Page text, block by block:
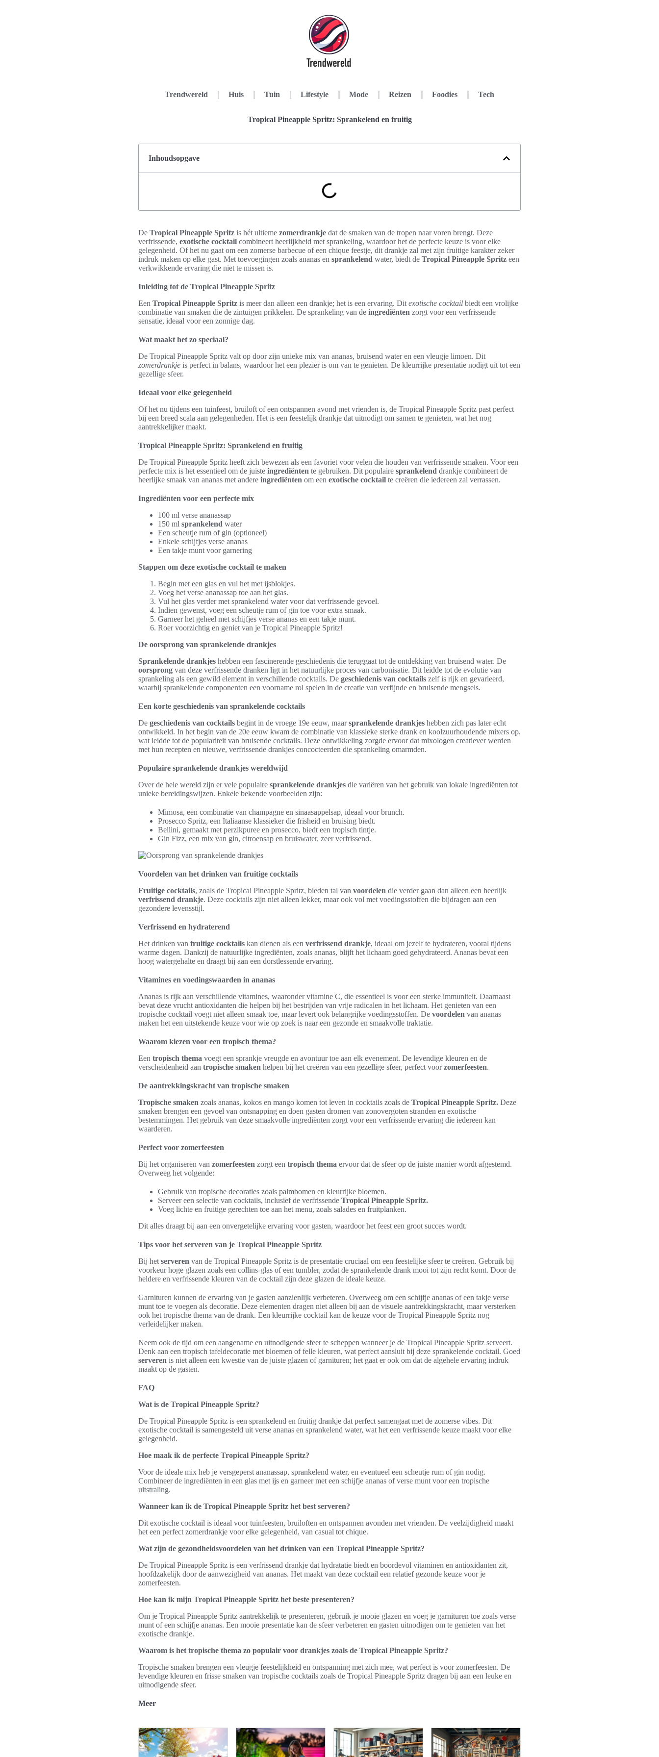
Trendwereld Huis Tuin Lifestyle Mode Reizen Foodies Tech
Tropical Pineapple Spritz: Sprankelend en fruitig
Inhoudsopgave
De Tropical Pineapple Spritz is hét ultieme zomerdrankje dat de smaken van de tropen naar voren brengt. Deze
verfrissende, exotische cocktail combineert heerlijkheid met sprankeling, waardoor het de perfecte keuze is voor elke
gelegenheid. Of het nu gaat om een zomerse barbecue of een chique feestje, dit drankje zal met zijn fruitige karakter zeker
indruk maken op elke gast. Met toevoegingen zoals ananas en sprankelend water, biedt de Tropical Pineapple Spritz een
verkwikkende ervaring die niet te missen is.
Inleiding tot de Tropical Pineapple Spritz
Een Tropical Pineapple Spritz is meer dan alleen een drankje; het is een ervaring. Dit exotische cocktail biedt een vrolijke
combinatie van smaken die de zintuigen prikkelen. De sprankeling van de ingrediënten zorgt voor een verfrissende
sensatie, ideaal voor een zonnige dag.
Wat maakt het zo speciaal?
De Tropical Pineapple Spritz valt op door zijn unieke mix van ananas, bruisend water en een vleugje limoen. Dit
zomerdrankje is perfect in balans, waardoor het een plezier is om van te genieten. De kleurrijke presentatie nodigt uit tot een
gezellige sfeer.
Ideaal voor elke gelegenheid
Of het nu tijdens een tuinfeest, bruiloft of een ontspannen avond met vrienden is, de Tropical Pineapple Spritz past perfect
bij een breed scala aan gelegenheden. Het is een feestelijk drankje dat uitnodigt om samen te genieten, wat het nog
aantrekkelijker maakt.
Tropical Pineapple Spritz: Sprankelend en fruitig
De Tropical Pineapple Spritz heeft zich bewezen als een favoriet voor velen die houden van verfrissende smaken. Voor een
perfecte mix is het essentieel om de juiste ingrediënten te gebruiken. Dit populaire sprankelend drankje combineert de
heerlijke smaak van ananas met andere ingrediënten om een exotische cocktail te creëren die iedereen zal verrassen.
Ingrediënten voor een perfecte mix
100 ml verse ananassap
150 ml sprankelend water
Een scheutje rum of gin (optioneel)
Enkele schijfjes verse ananas
Een takje munt voor garnering
Stappen om deze exotische cocktail te maken
Begin met een glas en vul het met ijsblokjes.
Voeg het verse ananassap toe aan het glas.
Vul het glas verder met sprankelend water voor dat verfrissende gevoel.
Indien gewenst, voeg een scheutje rum of gin toe voor extra smaak.
Garneer het geheel met schijfjes verse ananas en een takje munt.
Roer voorzichtig en geniet van je Tropical Pineapple Spritz!
De oorsprong van sprankelende drankjes
Sprankelende drankjes hebben een fascinerende geschiedenis die teruggaat tot de ontdekking van bruisend water. De
oorsprong van deze verfrissende dranken ligt in het natuurlijke proces van carbonisatie. Dit leidde tot de evolutie van
sprankeling als een gewild element in verschillende cocktails. De geschiedenis van cocktails zelf is rijk en gevarieerd,
waarbij sprankelende componenten een voorname rol spelen in de creatie van verfijnde en bruisende mengsels.
Een korte geschiedenis van sprankelende cocktails
De geschiedenis van cocktails begint in de vroege 19e eeuw, maarsprankelende drankjes hebben zich pas later echt
ontwikkeld. In het begin van de 20e eeuw kwam de combinatie van klassieke sterke drank en koolzuurhoudende mixers op,
wat leidde tot de populariteit van bruisende cocktails. Deze ontwikkeling zorgde ervoor dat mixologen creatiever werden
met hun recepten en nieuwe, verfrissende drankjes concocteerden die sprankeling omarmden.
Populaire sprankelende drankjes wereldwijd
Over de hele wereld zijn er vele populaire sprankelende drankjes die variëren van het gebruik van lokale ingrediënten tot
unieke bereidingswijzen. Enkele bekende voorbeelden zijn:
Mimosa, een combinatie van champagne en sinaasappelsap, ideaal voor brunch.
Prosecco Spritz, een Italiaanse klassieker die frisheid en bruising biedt.
Bellini, gemaakt met perzikpuree en prosecco, biedt een tropisch tintje.
Gin Fizz, een mix van gin, citroensap en bruiswater, zeer verfrissend.
Voordelen van het drinken van fruitige cocktails
Fruitige cocktails, zoals de Tropical Pineapple Spritz, bieden tal van voordelen die verder gaan dan alleen een heerlijk
verfrissend drankje. Deze cocktails zijn niet alleen lekker, maar ook vol met voedingsstoffen die bijdragen aan een
gezondere levensstijl.
Verfrissend en hydraterend
Het drinken van fruitige cocktails kan dienen als een verfrissend drankje, ideaal om jezelf te hydrateren, vooral tijdens
warme dagen. Dankzij de natuurlijke ingrediënten, zoals ananas, blijft het lichaam goed gehydrateerd. Ananas bevat een
hoog watergehalte en draagt bij aan een dorstlessende ervaring.
Vitamines en voedingswaarden in ananas
Ananas is rijk aan verschillende vitamines, waaronder vitamine C, die essentieel is voor een sterke immuniteit. Daarnaast
bevat deze vrucht antioxidanten die helpen bij het bestrijden van vrije radicalen in het lichaam. Het genieten van een
tropische cocktail voegt niet alleen smaak toe, maar levert ook belangrijke voedingsstoffen. De voordelen van ananas
maken het een uitstekende keuze voor wie op zoek is naar een gezonde en smaakvolle traktatie.
Waarom kiezen voor een tropisch thema?
Een tropisch thema voegt een sprankje vreugde en avontuur toe aan elk evenement. De levendige kleuren en de
verscheidenheid aan tropische smaken helpen bij het creëren van een gezellige sfeer, perfect voorzomerfeesten.
De aantrekkingskracht van tropische smaken
Tropische smaken zoals ananas, kokos en mango komen tot leven in cocktails zoals de Tropical Pineapple Spritz. Deze
smaken brengen een gevoel van ontsnapping en doen gasten dromen van zonovergoten stranden en exotische
bestemmingen. Het gebruik van deze smaakvolle ingrediënten zorgt voor een verfrissende ervaring die iedereen kan
waarderen.
Perfect voor zomerfeesten
Bij het organiseren van zomerfeesten zorgt een tropisch thema ervoor dat de sfeer op de juiste manier wordt afgestemd.
Overweeg het volgende:
Gebruik van tropische decoraties zoals palmbomen en kleurrijke bloemen.
Serveer een selectie van cocktails, inclusief de verfrissende Tropical Pineapple Spritz.
Voeg lichte en fruitige gerechten toe aan het menu, zoals salades en fruitplanken.
Dit alles draagt bij aan een onvergetelijke ervaring voor gasten, waardoor het feest een groot succes wordt.
Tips voor het serveren van je Tropical Pineapple Spritz
Bij het serveren van de Tropical Pineapple Spritz is de presentatie cruciaal om een feestelijke sfeer te creëren. Gebruik bij
voorkeur hoge glazen zoals een collins-glas of een tumbler, zodat de sprankelende drank mooi tot zijn recht komt. Door de
heldere en verfrissende kleuren van de cocktail zijn deze glazen de ideale keuze.
Garnituren kunnen de ervaring van je gasten aanzienlijk verbeteren. Overweeg om een schijfje ananas of een takje verse
munt toe te voegen als decoratie. Deze elementen dragen niet alleen bij aan de visuele aantrekkingskracht, maar versterken
ook het tropische thema van de drank. Een kleurrijke cocktail kan de keuze voor de Tropical Pineapple Spritz nog
verleidelijker maken.
Neem ook de tijd om een aangename en uitnodigende sfeer te scheppen wanneer je de Tropical Pineapple Spritz serveert.
Denk aan een tropisch tafeldecoratie met bloemen of felle kleuren, wat perfect aansluit bij deze sprankelende cocktail. Goed
serveren is niet alleen een kwestie van de juiste glazen of garnituren; het gaat er ook om dat de algehele ervaring indruk
maakt op de gasten.
FAQ
Wat is de Tropical Pineapple Spritz?
De Tropical Pineapple Spritz is een sprankelend en fruitig drankje dat perfect samengaat met de zomerse vibes. Dit
exotische cocktail is samengesteld uit verse ananas en sprankelend water, wat het een verfrissende keuze maakt voor elke
gelegenheid.
Hoe maak ik de perfecte Tropical Pineapple Spritz?
Voor de ideale mix heb je versgeperst ananassap, sprankelend water, en eventueel een scheutje rum of gin nodig.
Combineer de ingrediënten in een glas met ijs en garneer met een schijfje ananas of verse munt voor een tropische
uitstraling.
Wanneer kan ik de Tropical Pineapple Spritz het best serveren?
Dit exotische cocktail is ideaal voor tuinfeesten, bruiloften en ontspannen avonden met vrienden. De veelzijdigheid maakt
het een perfect zomerdrankje voor elke gelegenheid, van casual tot chique.
Wat zijn de gezondheidsvoordelen van het drinken van een Tropical Pineapple Spritz?
De Tropical Pineapple Spritz is een verfrissend drankje dat hydratatie biedt en boordevol vitaminen en antioxidanten zit,
hoofdzakelijk door de aanwezigheid van ananas. Het maakt van deze cocktail een relatief gezonde keuze voor je
zomerfeesten.
Hoe kan ik mijn Tropical Pineapple Spritz het beste presenteren?
Om je Tropical Pineapple Spritz aantrekkelijk te presenteren, gebruik je mooie glazen en voeg je garnituren toe zoals verse
munt of een schijfje ananas. Een mooie presentatie kan de sfeer verbeteren en gasten uitnodigen om te genieten van het
exotische drankje.
Waarom is het tropische thema zo populair voor drankjes zoals de Tropical Pineapple Spritz?
Tropische smaken brengen een vleugje feestelijkheid en ontspanning met zich mee, wat perfect is voor zomerfeesten. De
levendige kleuren en frisse smaken van tropische cocktails zoals de Tropical Pineapple Spritz dragen bij aan een leuke en
uitnodigende sfeer.
Meer